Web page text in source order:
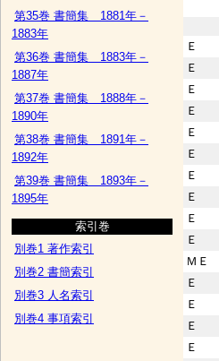
第35巻 書簡集 1881年－
1883年
第36巻 書簡集 1883年－
1887年
第37巻 書簡集 1888年－
1890年
第38巻 書簡集 1891年－
1892年
第39巻 書簡集 1893年－
1895年
索引巻
別巻1 著作索引
別巻2 書簡索引
別巻3 人名索引
別巻4 事項索引
Ｅ
Ｅ
Ｅ
Ｅ
Ｅ
Ｅ
Ｅ
Ｅ
Ｅ
Ｅ
ＭＥ
Ｅ
Ｅ
Ｅ
Ｅ